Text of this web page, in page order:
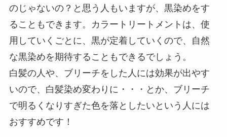
のじゃないの？と思う人もいますが、黒染めをす
ることもできます。カラートリートメントは、使
用していくごとに、黒が定着していくので、自然
な黒染めを期待することもできるでしょう。
白髪の人や、ブリーチをした人には効果が出やす
いので、白髪染め変わりに・・・とか、ブリーチ
で明るくなりすぎた色を落としたいという人には
おすすめです！